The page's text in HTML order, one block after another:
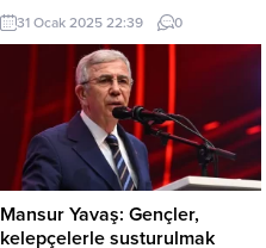
Kurulu, toplu taşıma ücretlerinde
artışa gitme kararı aldı. Yeni
düzenlemeye göre, 1 Şubat 2025
itibarıyla toplu taşıma ücretleri şu
şekilde belirlendi: Tam bilet ücreti
20 TL’den 27 TL’ye yükseldi.
Öğrenci bileti ücreti ise 10 TL’den
12 TL’ye çıktı. Bu artış,...
31 Ocak 2025 22:39 0
Mansur Yavaş: Gençler,
kelepçelerle susturulmak